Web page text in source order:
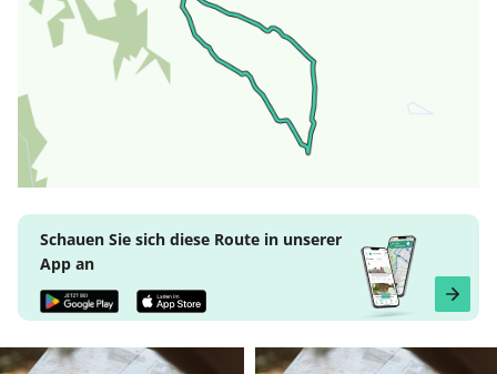
Schauen Sie sich diese Route in unserer
App an